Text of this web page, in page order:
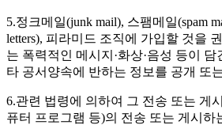
5.정크메일(junk mail), 스팸메일(spam
letters), 피라미드 조직에 가입할 것을
는 폭력적인 메시지·화상·음성 등이 담
타 공서양속에 반하는 정보를 공개 또
6.관련 법령에 의하여 그 전송 또는 게
퓨터 프로그램 등)의 전송 또는 게시하